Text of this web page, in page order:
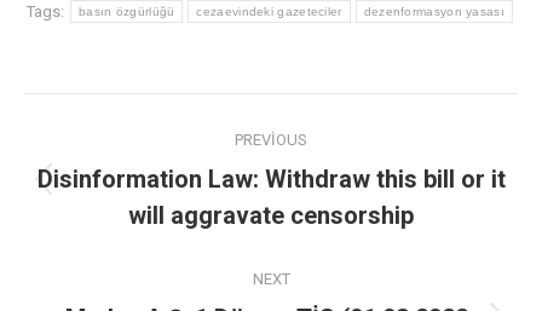
Tags: basın özgürlüğü cezaevindeki gazeteciler dezenformasyon yasası
PREVIOUS
Disinformation Law: Withdraw this bill or it
will aggravate censorship
NEXT